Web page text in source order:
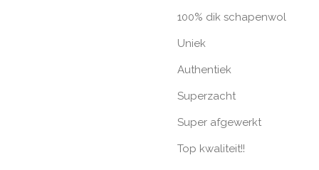
100% dik schapenwol
Uniek
Authentiek
Superzacht
Super afgewerkt
Top kwaliteit!!